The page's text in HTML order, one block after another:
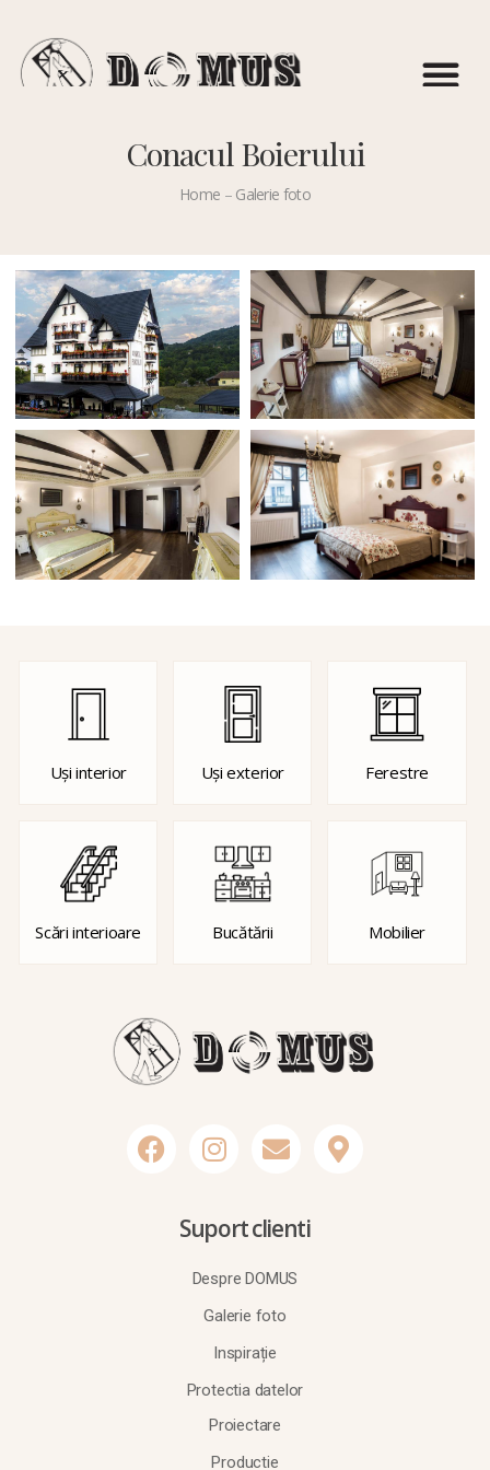
Conacul Boierului
Conacul Boierului
Home – Galerie foto
Uși interior Uși exterior Ferestre
Scări interioare Bucătării Mobilier
Suport clienti
Despre DOMUS
Galerie foto
Inspirație
Protectia datelor
Proiectare
Productie